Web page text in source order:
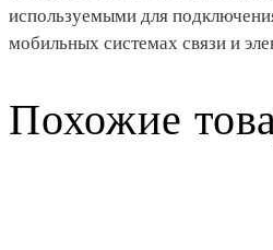
используемыми для
мобильных системах связи и
Похожие